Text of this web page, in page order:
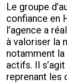
Le groupe
confiance en
l’agence a
à valoriser la
notamment
actifs. Il
reprenant les